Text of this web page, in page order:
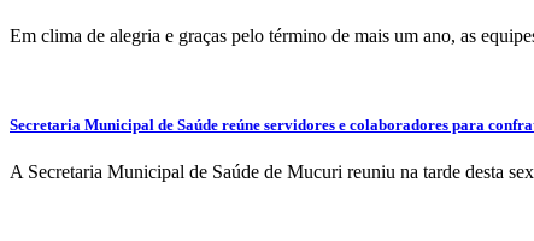
Em clima de alegria e graças pelo término de mais um ano, as
Secretaria Municipal de Saúde reúne servidores e colaboradores para
A Secretaria Municipal de Saúde de Mucuri reuniu na tarde desta